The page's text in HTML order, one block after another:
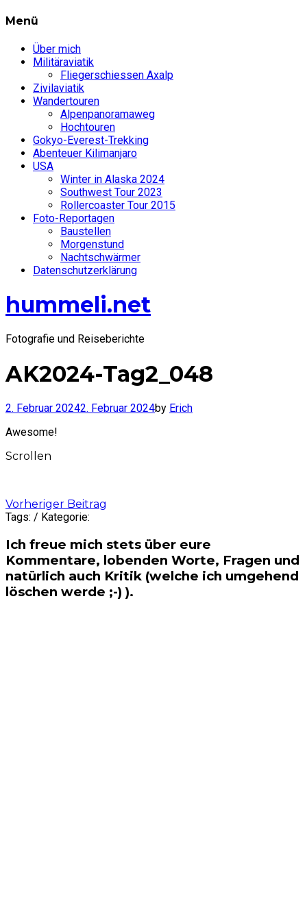
Menü
Über mich
Militäraviatik
Fliegerschiessen Axalp
Zivilaviatik
Wandertouren
Alpenpanoramaweg
Hochtouren
Gokyo-Everest-Trekking
Abenteuer Kilimanjaro
USA
Winter in Alaska 2024
Southwest Tour 2023
Rollercoaster Tour 2015
Foto-Reportagen
Baustellen
Morgenstund
Nachtschwärmer
Datenschutzerklärung
hummeli.net
Fotografie und Reiseberichte
AK2024-Tag2_048
2. Februar 20242. Februar 2024by Erich
Awesome!
Scrollen
Post
navigation
Vorheriger Beitrag
Tags: / Kategorie:
Ich freue mich stets über eure
Kommentare, lobenden Worte, Fragen und
natürlich auch Kritik (welche ich umgehend
löschen werde ;-) ).